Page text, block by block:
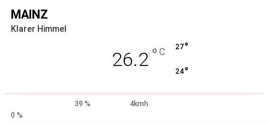
MAINZ
Klarer Himmel
26.2 ° C 27°
24°
39 %
4kmh
0 %